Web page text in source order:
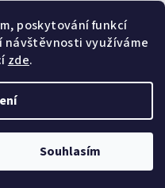
poskytování funkcí
návštěvnosti využíváme
zde.
Souhlasím
cookies